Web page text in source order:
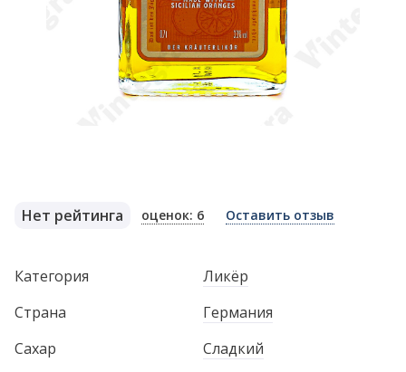
Нет рейтинга оценок: 6 Оставить отзыв
Категория
Ликёр
Страна
Германия
Сахар
Сладкий